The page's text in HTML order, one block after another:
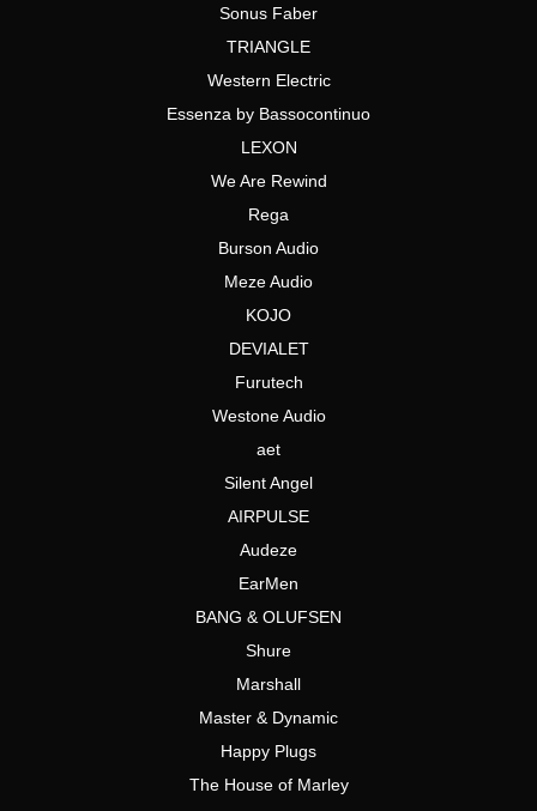
Sonus Faber
TRIANGLE
Western Electric
Essenza by Bassocontinuo
LEXON
We Are Rewind
Rega
Burson Audio
Meze Audio
KOJO
DEVIALET
Furutech
Westone Audio
aet
Silent Angel
AIRPULSE
Audeze
EarMen
BANG & OLUFSEN
Shure
Marshall
Master & Dynamic
Happy Plugs
The House of Marley